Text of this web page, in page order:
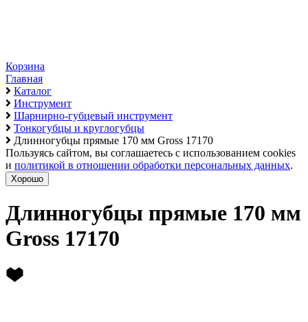
Корзина
Главная
Каталог
Инструмент
Шарнирно-губцевый инструмент
Тонкогубцы и круглогубцы
Длинногубцы прямые 170 мм Gross 17170
Пользуясь сайтом, вы соглашаетесь с использованием cookies
и политикой в отношении обработки персональных данных.
Хорошо
Длинногубцы прямые 170 мм
Gross 17170